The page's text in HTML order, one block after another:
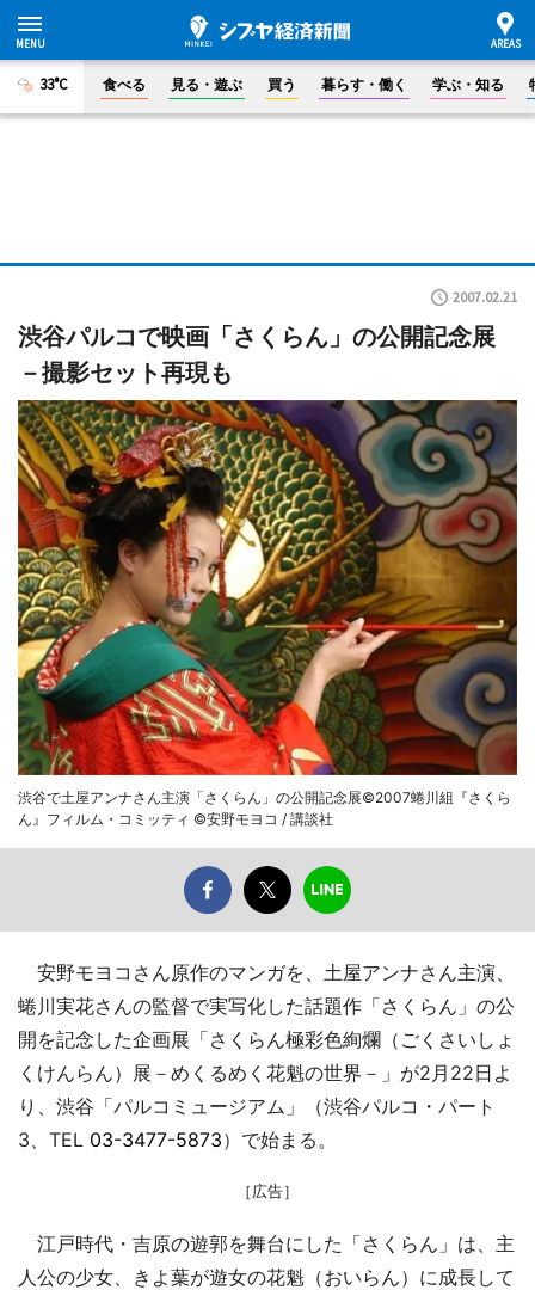
33°C 食べる 見る・遊ぶ 買う 暮らす・働く 学ぶ・知る
2007.02.21
渋谷パルコで映画「さくらん」の公開記念展
－撮影セット再現も
渋谷で土屋アンナさん主演「さくらん」の公開記念展©2007蜷川組『さくら
ん』フィルム・コミッティ ©安野モヨコ / 講談社
安野モヨコさん原作のマンガを、土屋アンナさん主演、
蜷川実花さんの監督で実写化した話題作「さくらん」の公
開を記念した企画展「さくらん極彩色絢爛（ごくさいしょ
くけんらん）展－めくるめく花魁の世界－」が2月22日よ
り、渋谷「パルコミュージアム」（渋谷パルコ・パート
3、TEL 03-3477-5873）で始まる。
［広告］
江戸時代・吉原の遊郭を舞台にした「さくらん」は、主
人公の少女、きよ葉が遊女の花魁（おいらん）に成長して